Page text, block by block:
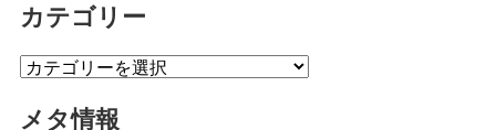
カ
ブ
カテゴリー
カ
ゴ
メタ情報